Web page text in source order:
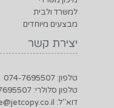
למשרד ולבית
מבצעים מיוחדים
יצירת קשר
טלפון: 074-7695507
טלפון סלולרי: 074-7695507
דוא"ל: office@jetcopy.co.il